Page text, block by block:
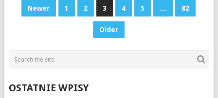
STRONICOWANIE
Newer 1 2 3 4 5 … 82
Older
OSTATNIE WPISY